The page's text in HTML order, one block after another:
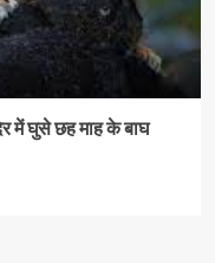
में घुसे छह माह के बाघ